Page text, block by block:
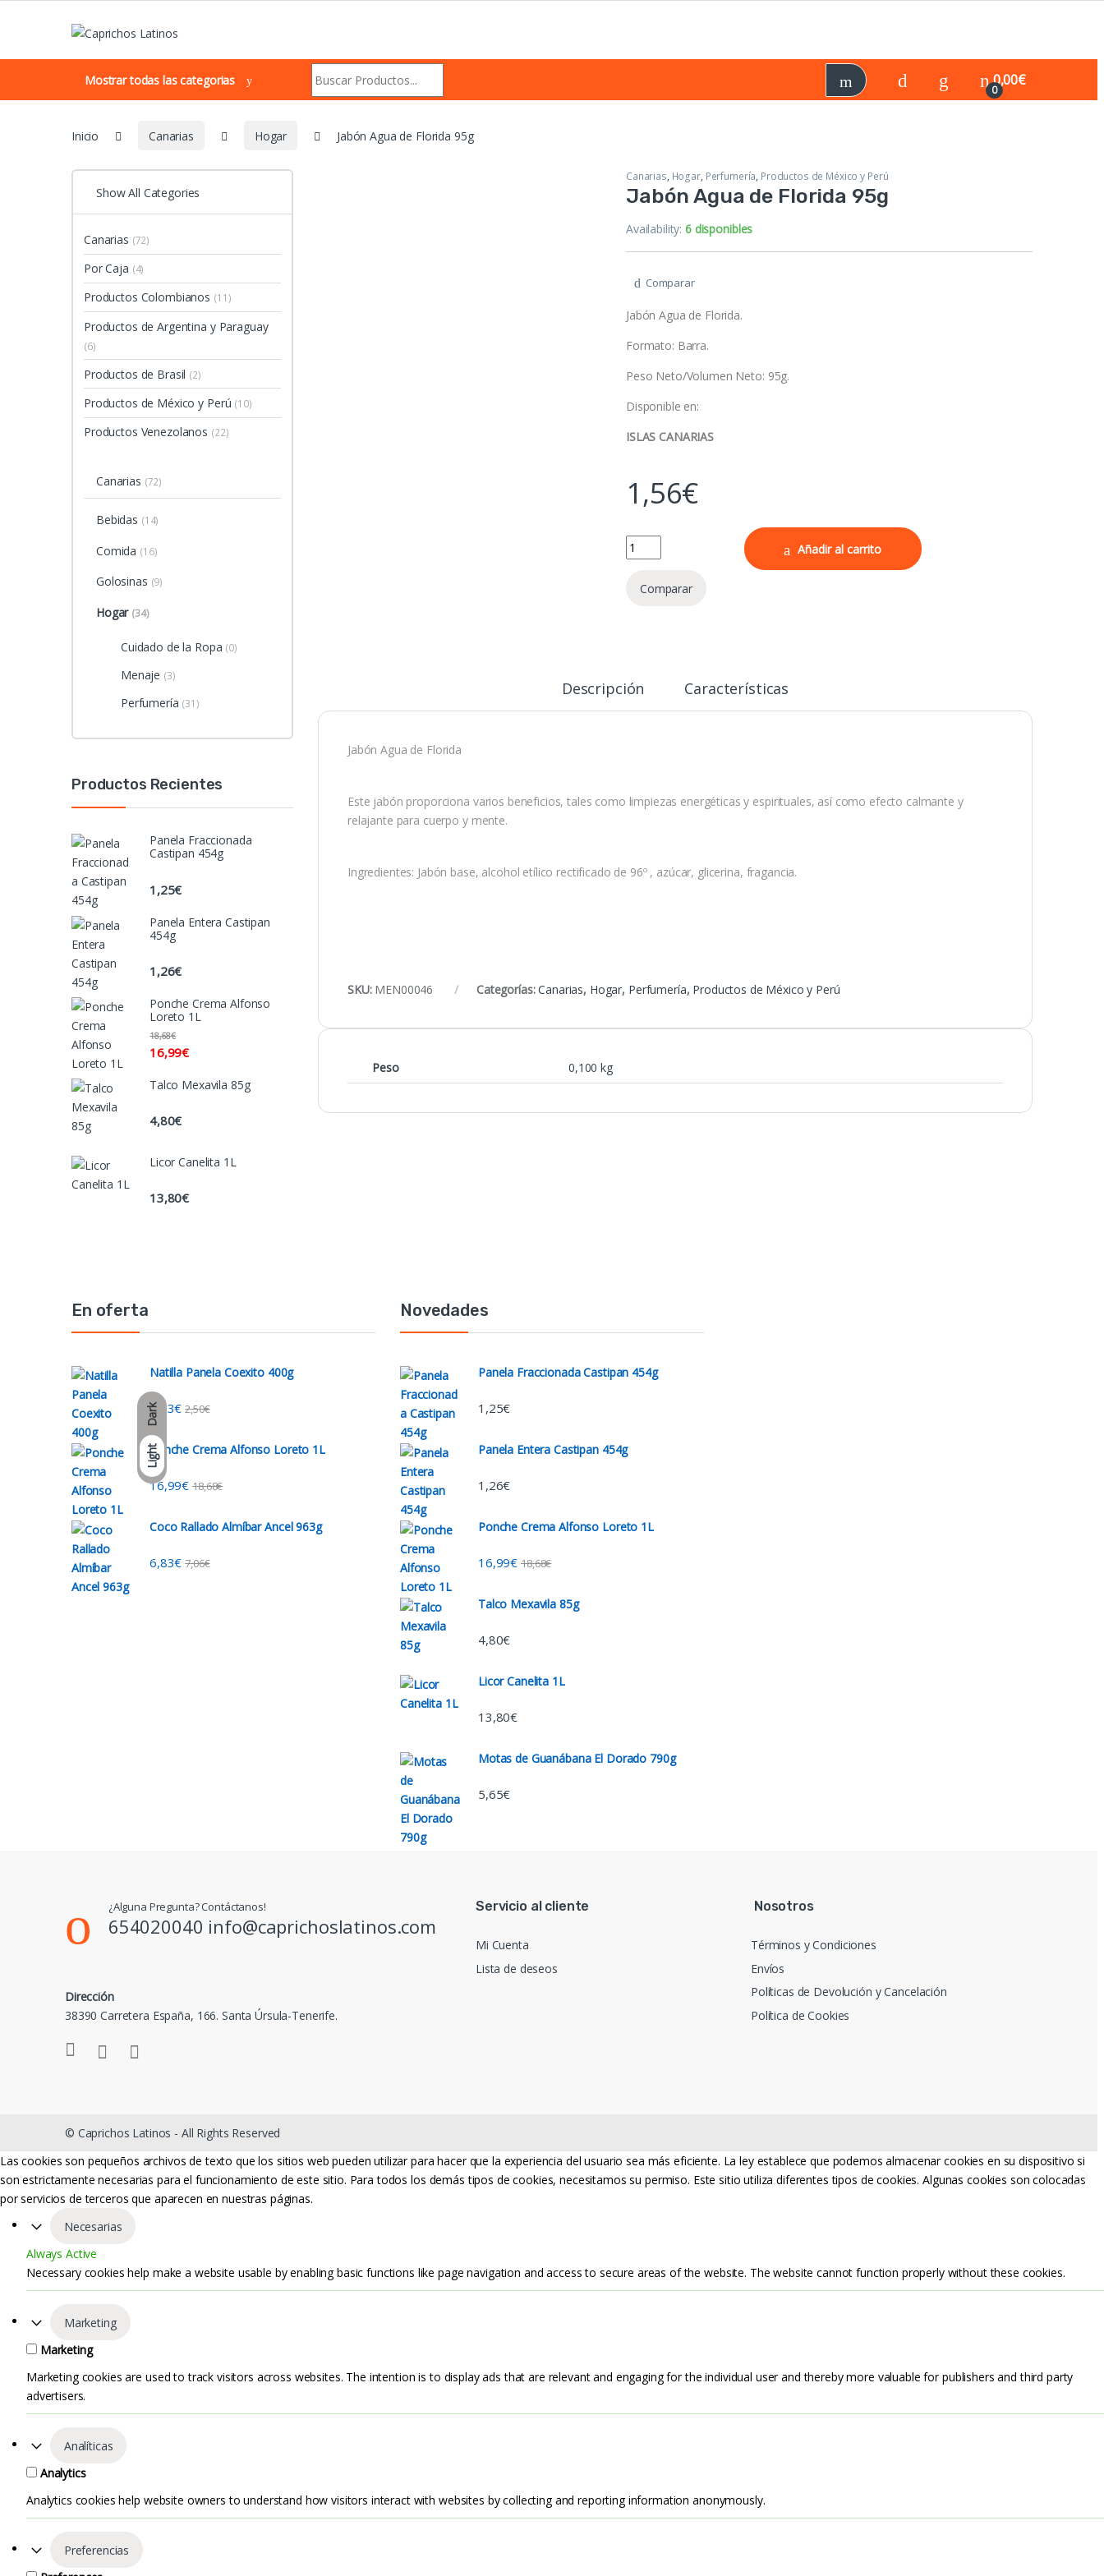
Dark
Light
Mostrar todas las categorias
Search for:
0
0,00€
Inicio Canarias Hogar Jabón Agua de Florida 95g
Canarias, Hogar, Perfumería, Productos de México y Perú
Jabón Agua de Florida 95g
Availability:6 disponibles
Comparar
Jabón Agua de Florida.
Formato: Barra.
Peso Neto/Volumen Neto: 95g.
Disponible en:
ISLAS CANARIAS
1,56€
Jabón Agua de Florida 95g cantidadAñadir al carrito
Comparar
Descripción Características
Jabón Agua de Florida
Este jabón proporciona varios beneficios, tales como limpiezas energéticas y espirituales, así como efecto calmante y
relajante para cuerpo y mente.
Ingredientes: Jabón base, alcohol etílico rectificado de 96º , azúcar, glicerina, fragancia.
SKU: MEN00046 Categorías:Canarias, Hogar, Perfumería, Productos de México y Perú
Peso 0,100 kg
Show All Categories
Canarias (72)
Por Caja (4)
Productos Colombianos (11)
Productos de Argentina y Paraguay
(6)
Productos de Brasil (2)
Productos de México y Perú (10)
Productos Venezolanos (22)
Canarias (72)
Bebidas (14)
Comida (16)
Golosinas (9)
Hogar (34)
Cuidado de la Ropa (0)
Menaje (3)
Perfumería (31)
Productos Recientes
Panela Fraccionada
Castipan 454g
1,25€
Panela Entera Castipan
454g
1,26€
Ponche Crema Alfonso
Loreto 1L
16,99€
18,68€
Talco Mexavila 85g
4,80€
Licor Canelita 1L
13,80€
En oferta
Natilla Panela Coexito 400g
2,03€ 2,50€
Ponche Crema Alfonso Loreto 1L
16,99€ 18,68€
Coco Rallado Almíbar Ancel 963g
6,83€ 7,06€
Novedades
Panela Fraccionada Castipan 454g
1,25€
Panela Entera Castipan 454g
1,26€
Ponche Crema Alfonso Loreto 1L
16,99€ 18,68€
Talco Mexavila 85g
4,80€
Licor Canelita 1L
13,80€
Motas de Guanábana El Dorado 790g
5,65€
¿Alguna Pregunta? Contáctanos!
654020040 info@caprichoslatinos.com
Dirección
38390 Carretera España, 166. Santa Úrsula-Tenerife.
Servicio al cliente
Mi Cuenta
Lista de deseos
Nosotros
Términos y Condiciones
Envíos
Políticas de Devolución y Cancelación
Política de Cookies
© Caprichos Latinos - All Rights Reserved
Las cookies son pequeños archivos de texto que los sitios web pueden utilizar para hacer que la experiencia del usuario sea más eficiente. La ley establece que podemos almacenar cookies en su dispositivo si
son estrictamente necesarias para el funcionamiento de este sitio. Para todos los demás tipos de cookies, necesitamos su permiso. Este sitio utiliza diferentes tipos de cookies. Algunas cookies son colocadas
por servicios de terceros que aparecen en nuestras páginas.
Necesarias
Always Active
Necessary cookies help make a website usable by enabling basic functions like page navigation and access to secure areas of the website. The website cannot function properly without these cookies.
Marketing
Marketing
Marketing cookies are used to track visitors across websites. The intention is to display ads that are relevant and engaging for the individual user and thereby more valuable for publishers and third party
advertisers.
Analíticas
Analytics
Analytics cookies help website owners to understand how visitors interact with websites by collecting and reporting information anonymously.
Preferencias